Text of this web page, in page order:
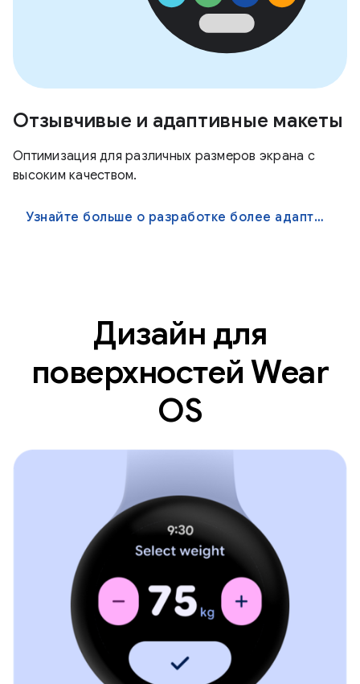
Отзывчивые и адаптивные макеты
Оптимизация для различных размеров экрана с
высоким качеством.
Узнайте больше о разработке более адаптивных приложений
Дизайн для
поверхностей Wear
OS